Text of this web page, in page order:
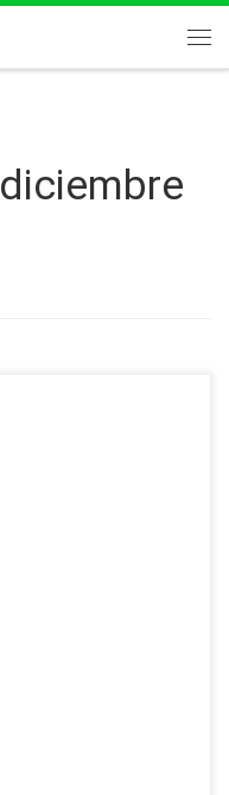
diciembre